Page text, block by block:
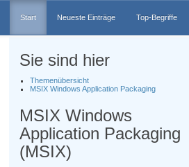
Start Neueste Einträge Top-Begriffe
Sie sind hier
Themenübersicht
MSIX Windows Application Packaging
MSIX Windows
Application Packaging
(MSIX)